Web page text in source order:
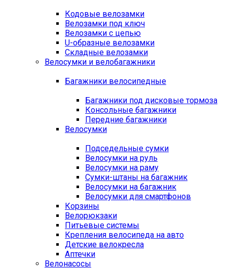
Кодовые велозамки
Велозамки под ключ
Велозамки с цепью
U-образные велозамки
Складные велозамки
Велосумки и велобагажники
Багажники велосипедные
Багажники под дисковые тормоза
Консольные багажники
Передние багажники
Велосумки
Подседельные сумки
Велосумки на руль
Велосумки на раму
Сумки-штаны на багажник
Велосумки на багажник
Велосумки для смартфонов
Корзины
Велорюкзаки
Питьевые системы
Крепления велосипеда на авто
Детские велокресла
Аптечки
Велонасосы